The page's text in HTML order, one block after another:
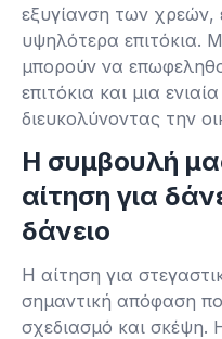
εξυγίανση των χρεών,
υψηλότερα επιτόκια.
μπορούν να
επιτόκια και μια
διευκολύνοντας την
Η συμβουλή
αίτηση για
δάνειο
Η αίτηση για
σημαντική απόφαση
σχεδιασμό και σκέψη.